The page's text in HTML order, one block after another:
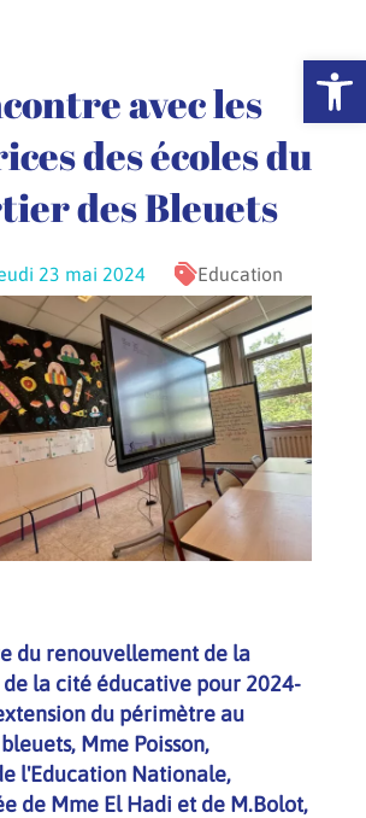
Ouvrir
avec les
des écoles du
des Bleuets
23 mai 2024 Education
du renouvellement de la
la cité éducative pour 2024-
du périmètre au
Mme Poisson,
l'Education Nationale,
de Mme El Hadi et de M.Bolot,